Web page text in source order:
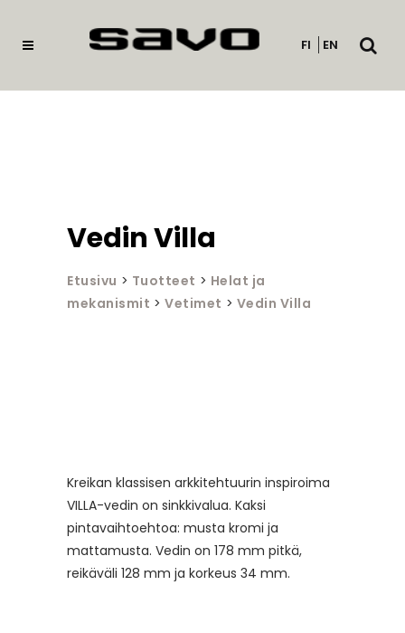
FI EN
Avaa
Vedin Villa
Etusivu > Tuotteet > Helat ja
mekanismit > Vetimet > Vedin Villa
Kreikan klassisen arkkitehtuurin inspiroima
VILLA-vedin on sinkkivalua. Kaksi
pintavaihtoehtoa: musta kromi ja
mattamusta. Vedin on 178 mm pitkä,
reikäväli 128 mm ja korkeus 34 mm.